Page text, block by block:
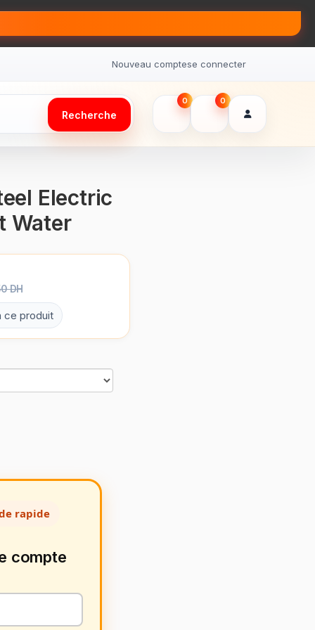
Nouveau comptese connecter
Recherche
0 0
Electric
Water
DH
ce produit
rapide
compte